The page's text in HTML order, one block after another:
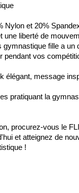
Nylon et 20%
une liberté de
gymnastique fille a un
pendant vos
élégant, message
pratiquant la
procurez-vous le
et atteignez de
!